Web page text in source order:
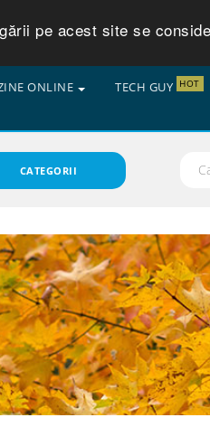
pe acest site se
ONLINE TECH GUY HOT
CATEGORII